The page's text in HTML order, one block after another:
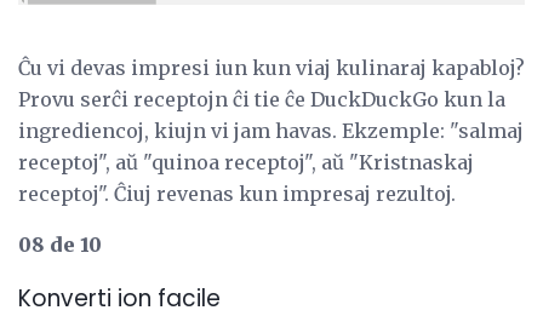
Ĉu vi devas impresi iun kun viaj kulinaraj kapabloj?
Provu serĉi receptojn ĉi tie ĉe DuckDuckGo kun la
ingrediencoj, kiujn vi jam havas. Ekzemple: "salmaj
receptoj", aŭ "quinoa receptoj", aŭ "Kristnaskaj
receptoj". Ĉiuj revenas kun impresaj rezultoj.
08 de 10
Konverti ion facile